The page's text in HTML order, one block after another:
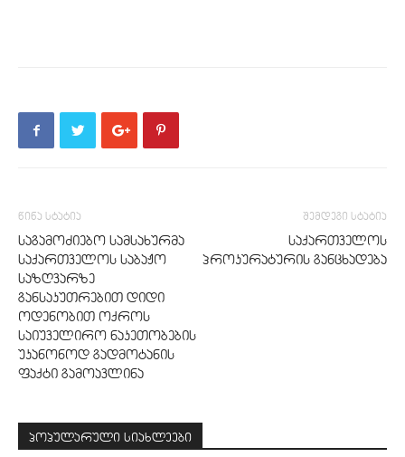
წინა სტატია
საგამოძიებო სამსახურმა
საქართველოს საბაჟო
საზღვარზე
განსაკუთრებით დიდი
ოდენობით ოქროს
საიუველირო ნაკეთობების
უკანონოდ გადმოტანის
ფაქტი გამოავლინა
შემდეგი სტატია
საქართველოს
პროკურატურის განცხადება
პოპულარული სიახლეები